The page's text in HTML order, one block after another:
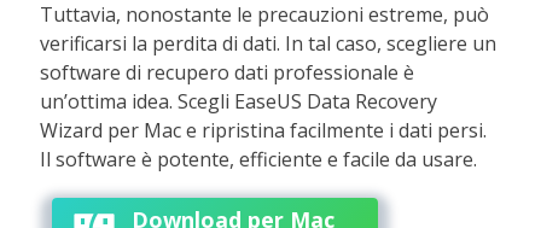
Tuttavia, nonostante le precauzioni estreme, può
verificarsi la perdita di dati. In tal caso, scegliere un
software di recupero dati professionale è
un’ottima idea. Scegli EaseUS Data Recovery
Wizard per Mac e ripristina facilmente i dati persi.
Il software è potente, efficiente e facile da usare.
Download per Mac